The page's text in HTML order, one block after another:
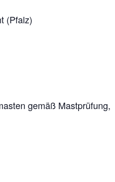
(Pfalz)
gemäß Mastprüfung,